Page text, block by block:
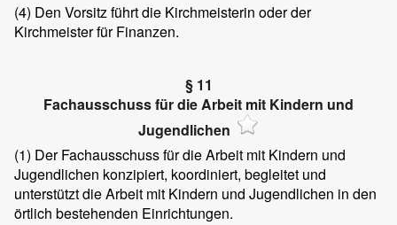
(4) Den Vorsitz führt die Kirchmeisterin oder der
Kirchmeister für Finanzen.
§ 11
Fachausschuss für die Arbeit mit Kindern und
Jugendlichen
(1) Der Fachausschuss für die Arbeit mit Kindern und
Jugendlichen konzipiert, koordiniert, begleitet und
unterstützt die Arbeit mit Kindern und Jugendlichen in den
örtlich bestehenden Einrichtungen.